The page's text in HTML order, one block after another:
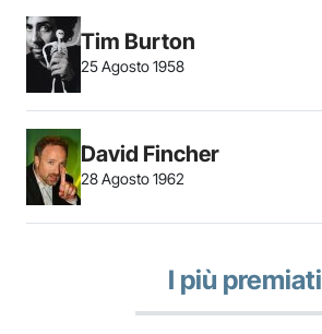
Tim Burton
25 Agosto 1958
David Fincher
28 Agosto 1962
I più premiati